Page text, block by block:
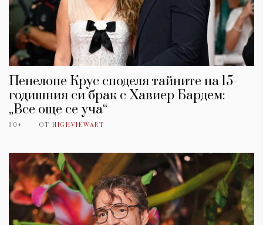
Пенелопе Крус споделя тайните на 15-
годишния си брак с Хавиер Бардем:
„Все още се уча“
30+ ОТ HIGHVIEWART
КАТЕГОРИИ
Wine&Dine
Подкасти
Мода
Красота
Цветно
Гурме
Пътувай
Wellness
Условия за
поверителност
ModerenDom